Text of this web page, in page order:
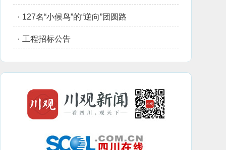
· 127名“小候鸟”的“逆向”团圆路
· 工程招标公告